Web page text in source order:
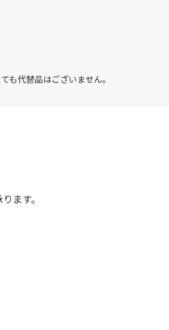
も代替品はございません。
ます。